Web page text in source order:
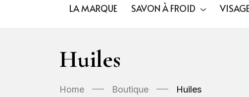
LA MARQUE SAVON À FROID
Huiles
Home Boutique Huiles